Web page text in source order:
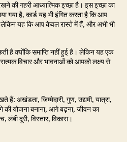
की गहरी आध्यात्मिक इच्छा है। इस इच्छा का
गया है, कार्ड यह भी इंगित करता है कि आप
यह कि आप केवल रास्ते में हैं, और अभी भी
है क्योंकि समाप्ति नहीं हुई है। लेकिन यह एक
विचार और भावनाओं को आपको लक्ष्य से
हैं: अखंडता, जिम्मेदारी, गुण, उद्यमी, यात्रा,
की योजना बनाना, आगे बढ़ना, जीवन का
दूरी, विस्तार, विकास।